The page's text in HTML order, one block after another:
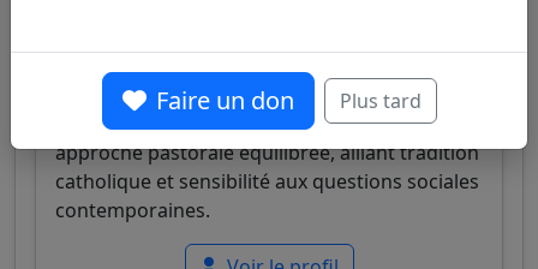
Cardinal brésilien, archevêque de Brasília,
connu pour son profil intellectuel et son
approche pastorale équilibrée, alliant tradition
catholique et sensibilité aux questions sociales
contemporaines.
Faire un don Plus tard